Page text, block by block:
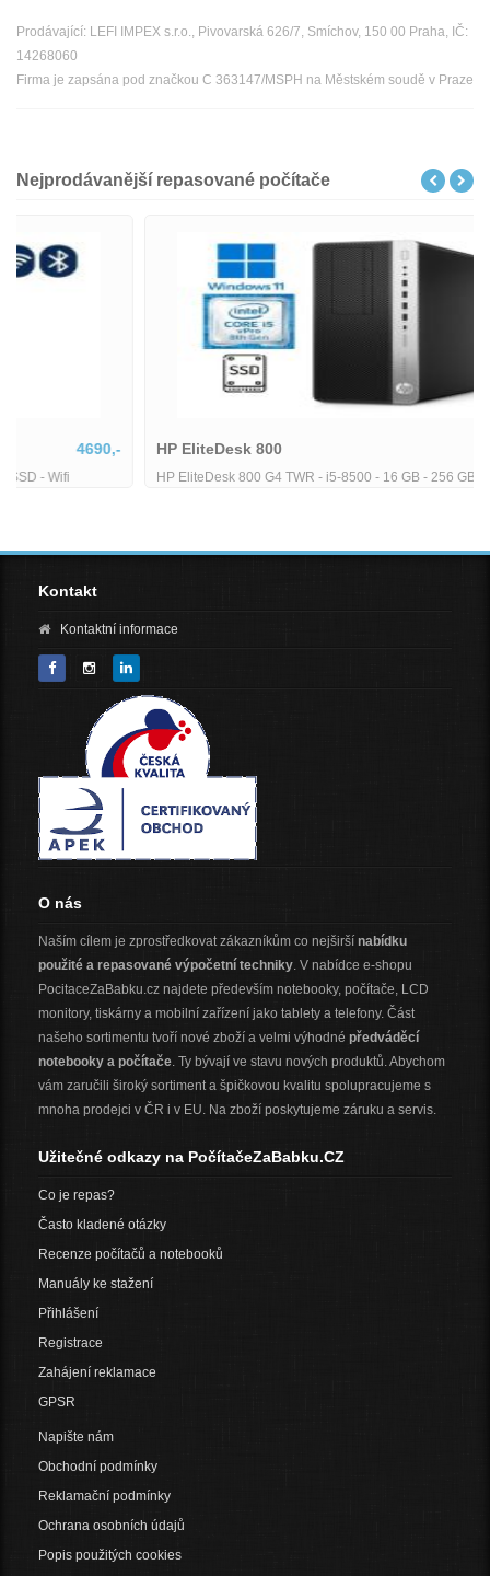
Prodávající: LEFI IMPEX s.r.o., Pivovarská 626/7, Smíchov, 150 00 Praha, IČ:
14268060
Firma je zapsána pod značkou C 363147/MSPH na Městském soudě v Praze
Nejprodávanější repasované počítače
HP EliteDesk 800
HP EliteDesk 800 G4 TWR - i5-8500 - 16 GB - 256 GB SSD
Kontakt
Kontaktní informace
O nás
Naším cílem je zprostředkovat zákazníkům co nejširší nabídku
použité a repasované výpočetní techniky. V nabídce e-shopu
PocitaceZaBabku.cz najdete především notebooky, počítače, LCD
monitory, tiskárny a mobilní zařízení jako tablety a telefony. Část
našeho sortimentu tvoří nové zboží a velmi výhodné předváděcí
notebooky a počítače. Ty bývají ve stavu nových produktů. Abychom
vám zaručili široký sortiment a špičkovou kvalitu spolupracujeme s
mnoha prodejci v ČR i v EU. Na zboží poskytujeme záruku a servis.
Užitečné odkazy na PočítačeZaBabku.CZ
Co je repas?
Často kladené otázky
Recenze počítačů a notebooků
Manuály ke stažení
Přihlášení
Registrace
Zahájení reklamace
GPSR
Napište nám
Obchodní podmínky
Reklamační podmínky
Ochrana osobních údajů
Popis použitých cookies